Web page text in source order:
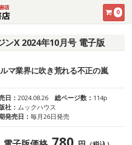
0
ンX 2024年10月号 電子版
マ業界に吹き荒れる不正の嵐
日：2024.08.26 総ページ数： 114p
社： ムックハウス
発売日：毎月26日発売